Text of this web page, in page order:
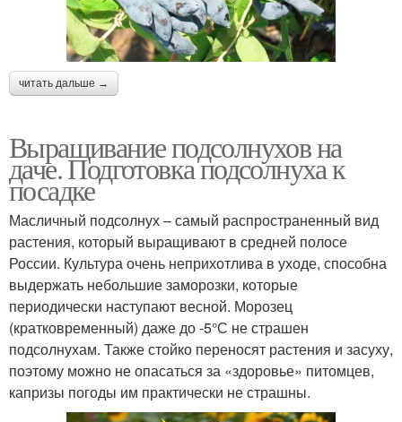
читать дальше →
Выращивание подсолнухов на
даче. Подготовка подсолнуха к
посадке
Масличный подсолнух – самый распространенный вид
растения, который выращивают в средней полосе
России. Культура очень неприхотлива в уходе, способна
выдержать небольшие заморозки, которые
периодически наступают весной. Морозец
(кратковременный) даже до -5°С не страшен
подсолнухам. Также стойко переносят растения и засуху,
поэтому можно не опасаться за «здоровье» питомцев,
капризы погоды им практически не страшны.